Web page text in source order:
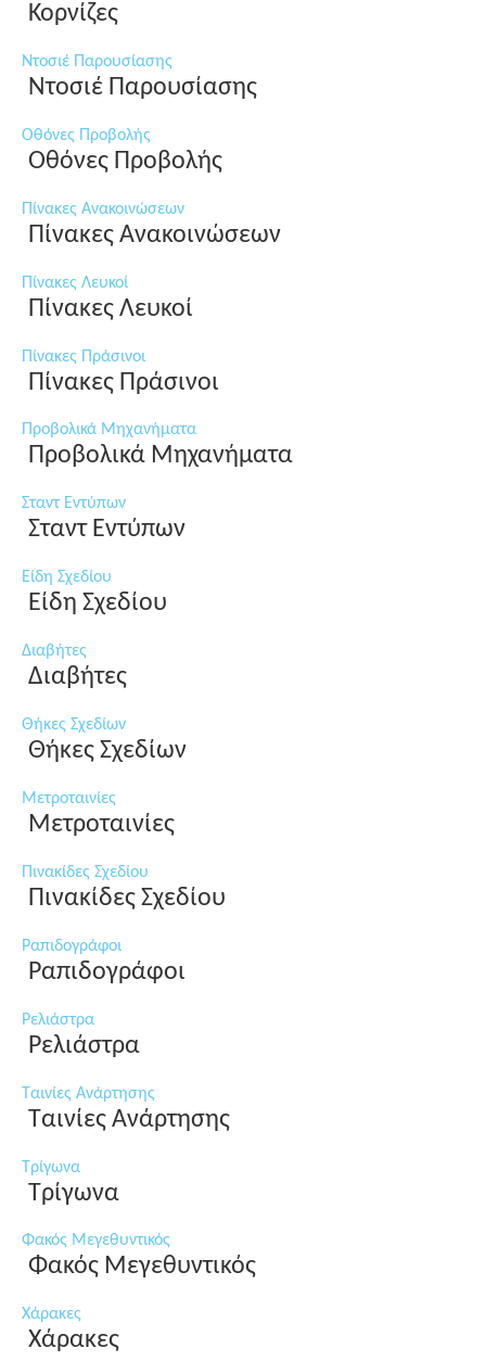
Κορνίζες
Ντοσιέ Παρουσίασης
Ντοσιέ Παρουσίασης
Οθόνες Προβολής
Οθόνες Προβολής
Πίνακες Ανακοινώσεων
Πίνακες Ανακοινώσεων
Πίνακες Λευκοί
Πίνακες Λευκοί
Πίνακες Πράσινοι
Πίνακες Πράσινοι
Προβολικά Μηχανήματα
Προβολικά Μηχανήματα
Σταντ Εντύπων
Σταντ Εντύπων
Είδη Σχεδίου
Είδη Σχεδίου
Διαβήτες
Διαβήτες
Θήκες Σχεδίων
Θήκες Σχεδίων
Μετροταινίες
Μετροταινίες
Πινακίδες Σχεδίου
Πινακίδες Σχεδίου
Ραπιδογράφοι
Ραπιδογράφοι
Ρελιάστρα
Ρελιάστρα
Ταινίες Ανάρτησης
Ταινίες Ανάρτησης
Τρίγωνα
Τρίγωνα
Φακός Μεγεθυντικός
Φακός Μεγεθυντικός
Χάρακες
Χάρακες